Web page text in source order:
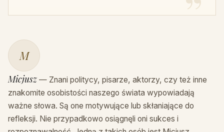
M
Micjusz — Znani politycy, pisarze, aktorzy, czy też inne
znakomite osobistości naszego świata wypowiadają
ważne słowa. Są one motywujące lub skłaniające do
refleksji. Nie przypadkowo osiągnęli oni sukces i